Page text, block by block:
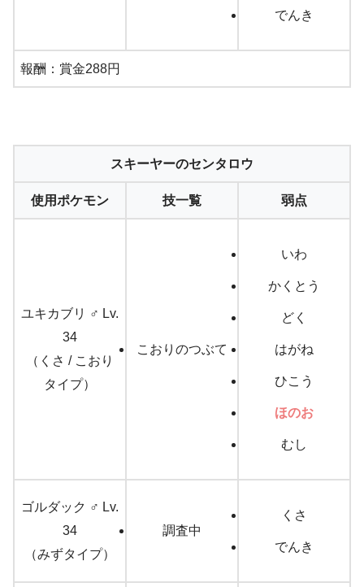
でんき
報酬：賞金288円
スキーヤーのセンタロウ
使用ポケモン 技一覧 弱点
ユキカブリ ♂ Lv.
34
（くさ / こおり
タイプ）
こおりのつぶて
いわ
かくとう
どく
はがね
ひこう
ほのお
むし
ゴルダック ♂ Lv.
34
（みずタイプ）
調査中
くさ
でんき